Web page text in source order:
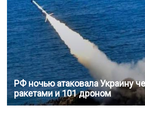
РФ ночью атаковала Украину
ракетами и 101 дроном